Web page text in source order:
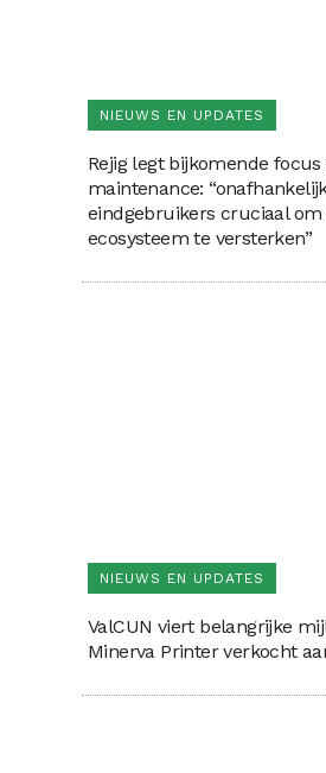
NIEUWS EN UPDATES
Rejig legt bijkomende focus
maintenance:
eindgebruikers cruciaal om
ecosysteem te versterken”
NIEUWS EN UPDATES
ValCUN viert belangrijke
Minerva Printer verkocht